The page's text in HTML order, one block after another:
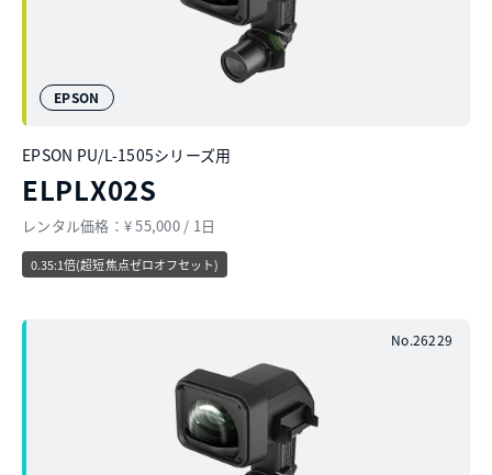
EPSON
EPSON PU/L-1505シリーズ用
ELPLX02S
レンタル価格：¥ 55,000 / 1日
0.35:1倍(超短焦点ゼロオフセット)
No.26229